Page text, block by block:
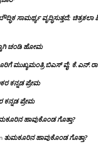
ಸಾಮರ್ಥ್ಯ ವೃದ್ಧಿಸುತ್ತದೆ; ಚಿತ್ರಕಲಾ
ಚಂಡಿ ಹೋಮ
ಮುಖ್ಯಮಂತ್ರಿ ಬಿಎಸ್ ವೈ:
ಕನ್ನಡ ಪ್ರೇಮ
ಪ್ರೇಮ
ಹಾವುಕೊಂಡ ಗೊತ್ತಾ?
ತುಮಕೂರಿನ ಹಾವುಕೊಂಡ ಗೊತ್ತಾ?